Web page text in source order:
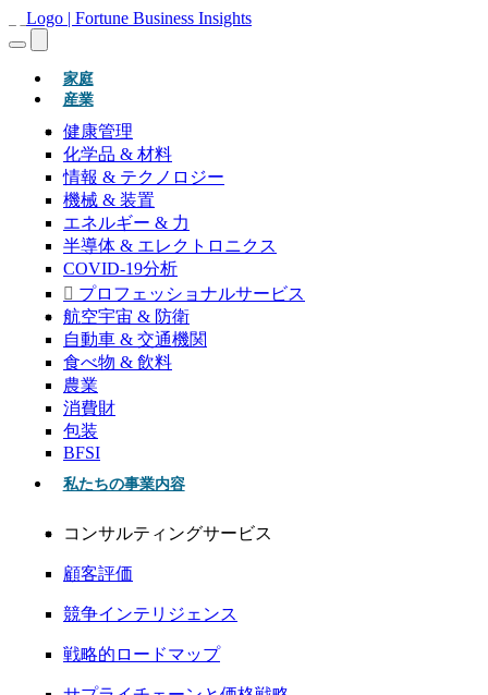
家庭(現在)
産業
健康管理
化学品 & 材料
情報 & テクノロジー
機械 & 装置
エネルギー & 力
半導体 & エレクトロニクス
COVID-19分析
プロフェッショナルサービス
航空宇宙 & 防衛
自動車 & 交通機関
食べ物 & 飲料
農業
消費財
包装
BFSI
私たちの事業内容
コンサルティングサービス
顧客評価
競争インテリジェンス
戦略的ロードマップ